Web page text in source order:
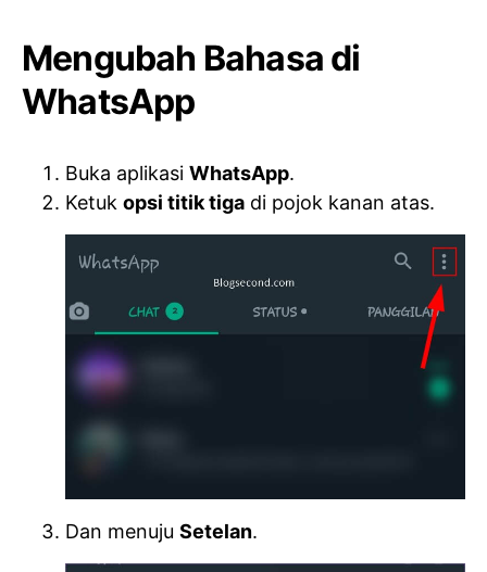
Mengubah Bahasa di
WhatsApp
Buka aplikasi WhatsApp.
Ketuk opsi titik tiga di pojok kanan atas.
Dan menuju Setelan.